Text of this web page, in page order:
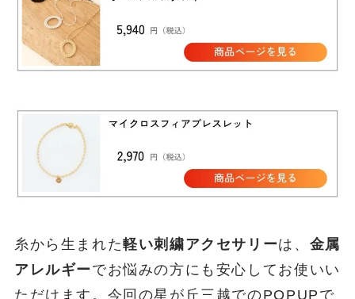
糸から生まれた軽い刺繍アクセサリーは、 金属
アレルギーでお悩みの方にも安心してお使いい
ただけます。今回の星が丘三越でのPOPUPで